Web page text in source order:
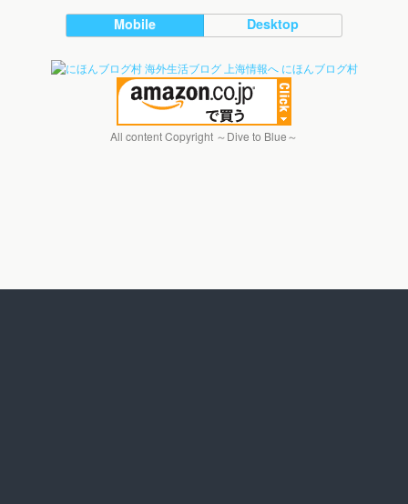
Mobile Desktop
にほんブログ村
All content Copyright ～Dive to Blue～